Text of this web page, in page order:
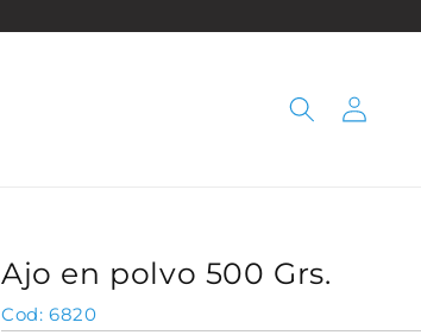
Iniciar
sesión
Ajo en polvo 500 Grs.
SKU:
6820